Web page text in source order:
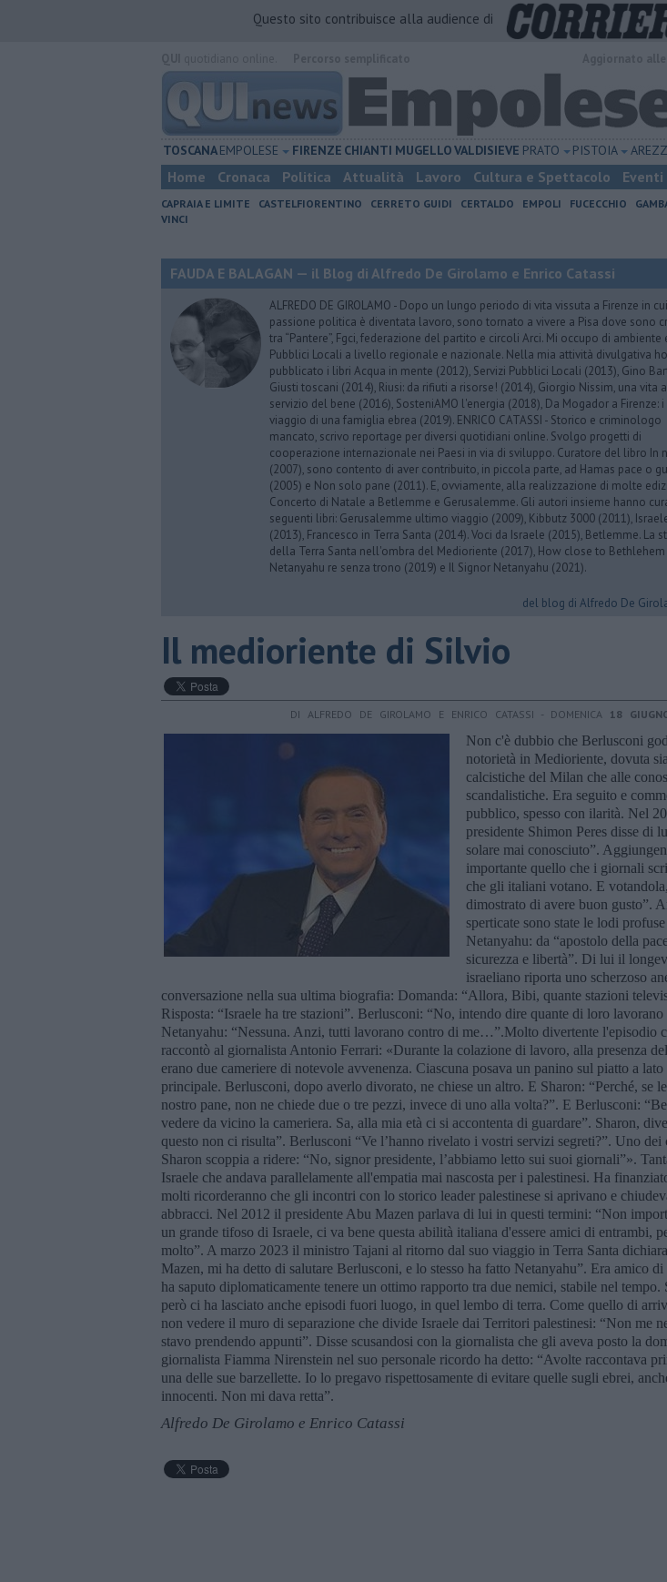
Questo sito contribuisce alla audience di
TOSCANAEMPOLESE FIRENZE CHIANTI MUGELLOVALDISIEVE PRATO PISTOIA
Home Cronaca Politica Attualità Lavoro Cultura e Spettacolo Eventi
CAPRAIA E LIMITE CASTELFIORENTINO CERRETO GUIDI CERTALDO EMPOLI FUCECCHIO
VINCI
FAUDA E BALAGAN — il Blog di Alfredo De Girolamo e Enrico Catassi
ALFREDO DE GIROLAMO - Dopo un lungo periodo di vita vissuta a Firenze in
passione politica è diventata lavoro, sono tornato a vivere a Pisa dove sono
tra “Pantere”, Fgci, federazione del partito e circoli Arci. Mi occupo di ambiente
Pubblici Locali a livello regionale e nazionale. Nella mia attività divulgativa ho
pubblicato i libri Acqua in mente (2012), Servizi Pubblici Locali (2013), Gino
Giusti toscani (2014), Riusi: da rifiuti a risorse! (2014), Giorgio Nissim, una vita
servizio del bene (2016), SosteniAMO l'energia (2018), Da Mogador a Firenze: i
viaggio di una famiglia ebrea (2019). ENRICO CATASSI - Storico e criminologo
mancato, scrivo reportage per diversi quotidiani online. Svolgo progetti di
cooperazione internazionale nei Paesi in via di sviluppo. Curatore del libro In
(2007), sono contento di aver contribuito, in piccola parte, ad Hamas pace o
(2005) e Non solo pane (2011). E, ovviamente, alla realizzazione di molte
Concerto di Natale a Betlemme e Gerusalemme. Gli autori insieme hanno
seguenti libri: Gerusalemme ultimo viaggio (2009), Kibbutz 3000 (2011),
(2013), Francesco in Terra Santa (2014). Voci da Israele (2015), Betlemme. La
della Terra Santa nell'ombra del Medioriente (2017), How close to Bethlehem
Netanyahu re senza trono (2019) e Il Signor Netanyahu (2021).
del blog di Alfredo De
Il medioriente di Silvio
DI ALFREDO DE GIROLAMO E ENRICO CATASSI - DOMENICA 18
Non c'è dubbio che Berlusconi
notorietà in Medioriente, dovuta
calcistiche del Milan che alle
scandalistiche. Era seguito e
pubblico, spesso con ilarità. Nel
presidente Shimon Peres disse di
solare mai conosciuto”.
importante quello che i giornali
che gli italiani votano. E
dimostrato di avere buon gusto”.
sperticate sono state le lodi
Netanyahu: da “apostolo della
sicurezza e libertà”. Di lui il
israeliano riporta uno scherzoso
conversazione nella sua ultima biografia: Domanda: “Allora, Bibi, quante stazioni
Risposta: “Israele ha tre stazioni”. Berlusconi: “No, intendo dire quante di loro lavorano
Netanyahu: “Nessuna. Anzi, tutti lavorano contro di me…”.Molto divertente l'episodio
raccontò al giornalista Antonio Ferrari: «Durante la colazione di lavoro, alla presenza
erano due cameriere di notevole avvenenza. Ciascuna posava un panino sul piatto a lato
principale. Berlusconi, dopo averlo divorato, ne chiese un altro. E Sharon: “Perché, se
nostro pane, non ne chiede due o tre pezzi, invece di uno alla volta?”. E Berlusconi:
vedere da vicino la cameriera. Sa, alla mia età ci si accontenta di guardare”. Sharon,
questo non ci risulta”. Berlusconi “Ve l’hanno rivelato i vostri servizi segreti?”. Uno
Sharon scoppia a ridere: “No, signor presidente, l’abbiamo letto sui suoi giornali”».
Israele che andava parallelamente all'empatia mai nascosta per i palestinesi. Ha
molti ricorderanno che gli incontri con lo storico leader palestinese si aprivano e
abbracci. Nel 2012 il presidente Abu Mazen parlava di lui in questi termini: “Non
un grande tifoso di Israele, ci va bene questa abilità italiana d'essere amici di entrambi,
molto”. A marzo 2023 il ministro Tajani al ritorno dal suo viaggio in Terra Santa
Mazen, mi ha detto di salutare Berlusconi, e lo stesso ha fatto Netanyahu”. Era amico
ha saputo diplomaticamente tenere un ottimo rapporto tra due nemici, stabile nel
però ci ha lasciato anche episodi fuori luogo, in quel lembo di terra. Come quello di
non vedere il muro di separazione che divide Israele dai Territori palestinesi: “Non me
stavo prendendo appunti”. Disse scusandosi con la giornalista che gli aveva posto la
giornalista Fiamma Nirenstein nel suo personale ricordo ha detto: “Avolte raccontava
una delle sue barzellette. Io lo pregavo rispettosamente di evitare quelle sugli ebrei,
innocenti. Non mi dava retta”.
Alfredo De Girolamo e Enrico Catassi